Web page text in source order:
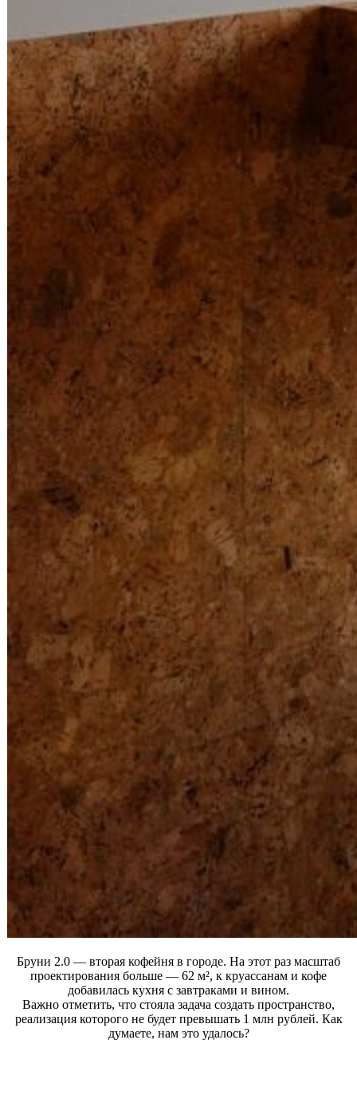
Бруни 2.0 — вторая кофейня в городе. На этот раз масштаб
проектирования больше — 62 м², к круассанам и кофе
добавилась кухня с завтраками и вином.
Важно отметить, что стояла задача создать пространство,
реализация которого не будет превышать 1 млн рублей. Как
думаете, нам это удалось?